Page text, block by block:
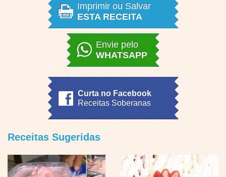
Imprimir ou Salvar
ESTA RECEITA
Envie pelo
WHATSAPP
Curta no Facebook
Receitas Soberanas
Receitas Sugeridas